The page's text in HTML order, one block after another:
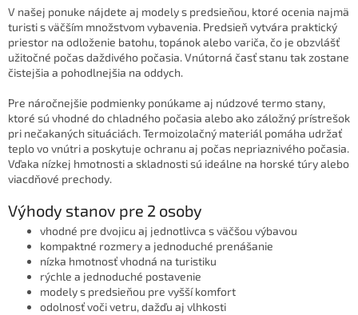
e
p
r
v
k
v
ý
p
i
s
V našej ponuke nájdete aj modely s predsieňou, ktoré ocenia najmä
turisti s väčším množstvom vybavenia. Predsieň vytvára praktický
priestor na odloženie batohu, topánok alebo variča, čo je obzvlášť
užitočné počas daždivého počasia. Vnútorná časť stanu tak zostane
čistejšia a pohodlnejšia na oddych.
Pre náročnejšie podmienky ponúkame aj núdzové termo stany,
ktoré sú vhodné do chladného počasia alebo ako záložný prístrešok
pri nečakaných situáciách. Termoizolačný materiál pomáha udržať
teplo vo vnútri a poskytuje ochranu aj počas nepriaznivého počasia.
Vďaka nízkej hmotnosti a skladnosti sú ideálne na horské túry alebo
viacdňové prechody.
Výhody stanov pre 2 osoby
vhodné pre dvojicu aj jednotlivca s väčšou výbavou
kompaktné rozmery a jednoduché prenášanie
nízka hmotnosť vhodná na turistiku
rýchle a jednoduché postavenie
modely s predsieňou pre vyšší komfort
odolnosť voči vetru, dažďu aj vlhkosti